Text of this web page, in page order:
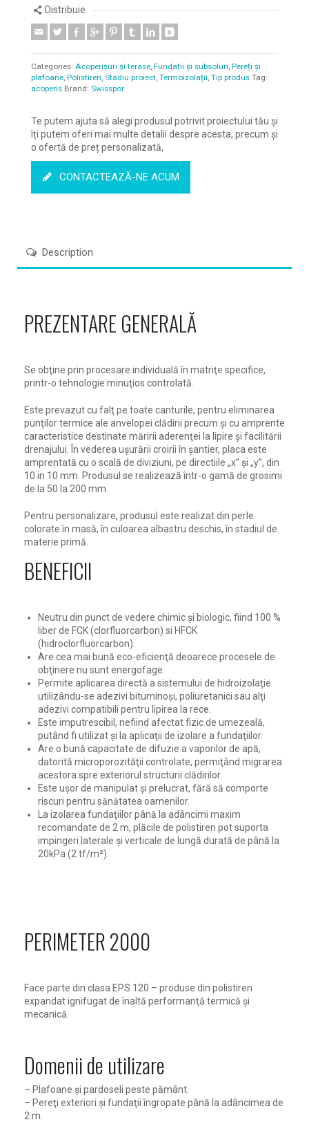
Distribuie
Categories: Acoperișuri și terase, Fundații și subsoluri, Pereți și
plafoane, Polistiren, Stadiu proiect, Termoizolații, Tip produs Tag:
acoperis Brand: Swisspor
Te putem ajuta să alegi produsul potrivit proiectului tău și
îți putem oferi mai multe detalii despre acesta, precum și
o ofertă de preț personalizată,
CONTACTEAZĂ-NE ACUM
Description
PREZENTARE GENERALĂ
Se obţine prin procesare individuală în matriţe specifice,
printr-o tehnologie minuţios controlată.
Este prevazut cu falţ pe toate canturile, pentru eliminarea
punţilor termice ale anvelopei clădirii precum şi cu amprente
caracteristice destinate măririi aderenţei la lipire şi facilitării
drenajului. În vederea uşurării croirii în şantier, placa este
amprentată cu o scală de diviziuni, pe directiile „x” şi „y”, din
10 in 10 mm. Produsul se realizează într-o gamă de grosimi
de la 50 la 200 mm.
Pentru personalizare, produsul este realizat din perle
colorate în masă, în culoarea albastru deschis, în stadiul de
materie primă.
BENEFICII
Neutru din punct de vedere chimic şi biologic, fiind 100 %
liber de FCK (clorfluorcarbon) si HFCK
(hidroclorfluorcarbon).
Are cea mai bună eco-eficienţă deoarece procesele de
obţinere nu sunt energofage.
Permite aplicarea directă a sistemului de hidroizolaţie
utilizându-se adezivi bituminoşi, poliuretanici sau alţi
adezivi compatibili pentru lipirea la rece.
Este imputrescibil, nefiind afectat fizic de umezeală,
putând fi utilizat şi la aplicaţii de izolare a fundaţiilor.
Are o bună capacitate de difuzie a vaporilor de apă,
datorită microporozităţii controlate, permiţând migrarea
acestora spre exteriorul structurii clădirilor.
Este uşor de manipulat şi prelucrat, fără să comporte
riscuri pentru sănătatea oamenilor.
La izolarea fundaţiilor până la adâncimi maxim
recomandate de 2 m, plăcile de polistiren pot suporta
impingeri laterale şi verticale de lungă durată de până la
20kPa (2 tf/m²).
PERIMETER 2000
Face parte din clasa EPS 120 – produse din polistiren
expandat ignifugat de înaltă performanţă termică şi
mecanică.
Domenii de utilizare
– Plafoane şi pardoseli peste pământ.
– Pereţi exteriori şi fundaţii îngropate până la adâncimea de
2 m.